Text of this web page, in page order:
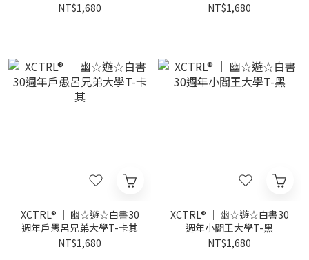
NT$1,680
NT$1,680
XCTRL® ｜ 幽☆遊☆白書30
週年戶愚呂兄弟大學T-卡其
NT$1,680
XCTRL® ｜ 幽☆遊☆白書30
週年小閻王大學T-黑
NT$1,680